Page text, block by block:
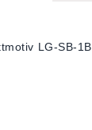
LG-SB-1B